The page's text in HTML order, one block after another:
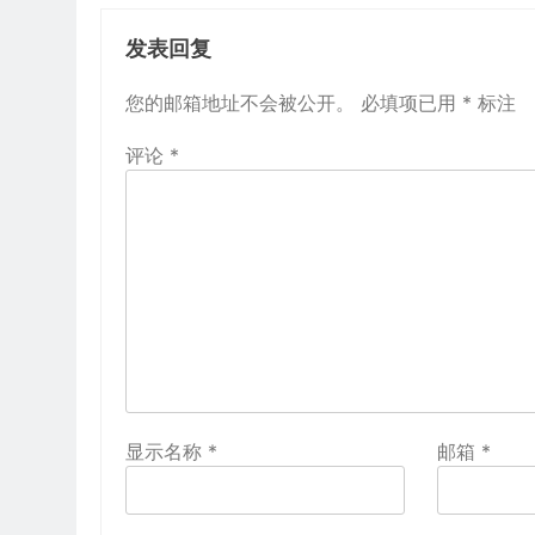
发表回复
您的邮箱地址不会被公开。 必填项已用 * 标注
评论 *
显示名称 * 邮箱 *